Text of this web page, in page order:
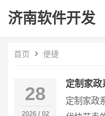
济南软件开发
首页 便捷
28
2026 / 02
定制家政
定制家政